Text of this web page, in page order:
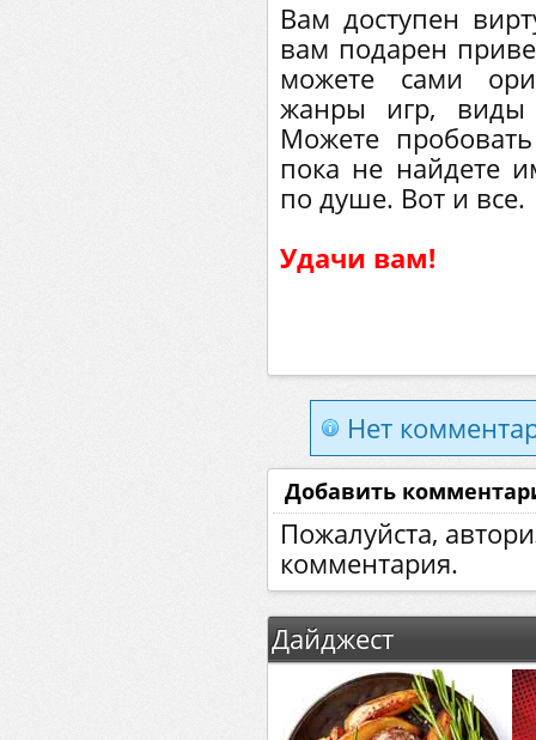
Вам доступен
вам подарен
можете сами
жанры игр, виды
Можете пробовать
пока не найдете
по душе. Вот и все.
Удачи вам!
Нет
Добавить
Пожалуйста,
комментария.
Дайджест